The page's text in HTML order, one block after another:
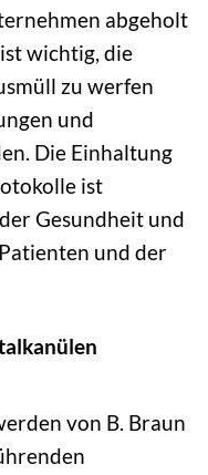
abgeholt
wichtig, die
zu werfen
und
Die Einhaltung
ist
Gesundheit und
und der
von B. Braun